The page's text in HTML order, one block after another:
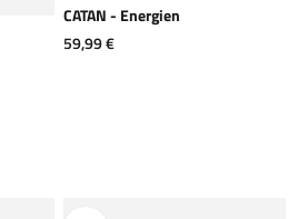
CATAN - Energien
Angebot
59,99 €